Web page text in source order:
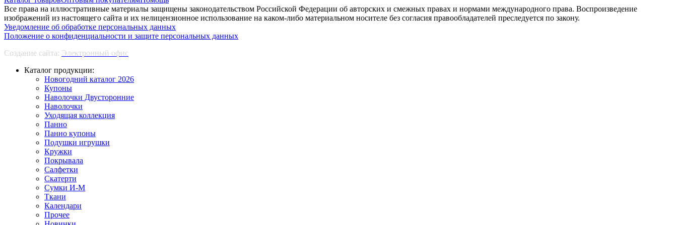
Все права на иллюстративные материалы защищены законодательством Российской Федерации об авторских и смежных правах и нормами международного права. Воспроизведение
изображений из настоящего сайта и их нелицензионное использование на каком-либо материальном носителе без согласия правообладателей преследуется по закону.
Уведомление об обработке персональных данных
Положение о конфиденциальности и защите персональных данных
Создание сайта: Электронный офис
Каталог продукции:
Новогодний каталог 2026
Купоны
Наволочки Двусторонние
Наволочки
Уходящая коллекция
Панно
Панно купоны
Подушки игрушки
Кружки
Покрывала
Салфетки
Скатерти
Сумки И-М
Ткани
Календари
Прочее